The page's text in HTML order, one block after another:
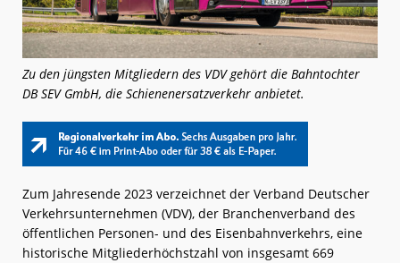
Zu den jüngsten Mitgliedern des VDV gehört die Bahntochter
DB SEV GmbH, die Schienenersatzverkehr anbietet.
Zum Jahresende 2023 verzeichnet der Verband Deutscher
Verkehrsunternehmen (VDV), der Branchenverband des
öffentlichen Personen- und des Eisenbahnverkehrs, eine
historische Mitgliederhöchstzahl von insgesamt 669